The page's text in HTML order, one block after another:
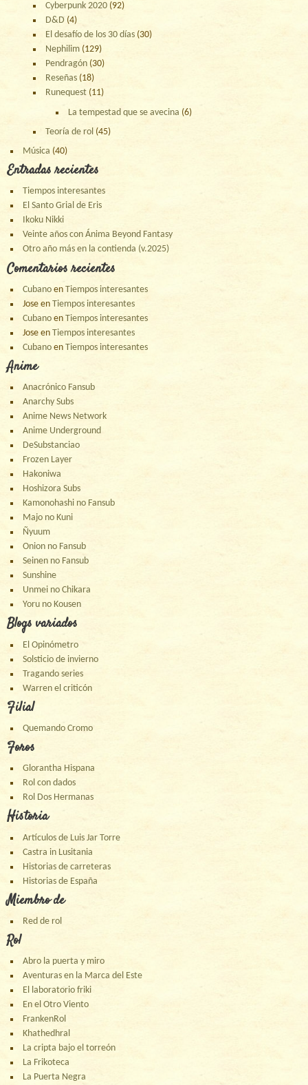
Cyberpunk 2020 (92)
D&D (4)
El desafío de los 30 días (30)
Nephilim (129)
Pendragón (30)
Reseñas (18)
Runequest (11)
La tempestad que se avecina (6)
Teoría de rol (45)
Música (40)
Entradas recientes
Tiempos interesantes
El Santo Grial de Eris
Ikoku Nikki
Veinte años con Ánima Beyond Fantasy
Otro año más en la contienda (v.2025)
Comentarios recientes
Cubano enTiempos interesantes
Jose enTiempos interesantes
Cubano enTiempos interesantes
Jose enTiempos interesantes
Cubano enTiempos interesantes
Anime
Anacrónico Fansub
Anarchy Subs
Anime News Network
Anime Underground
DeSubstanciao
Frozen Layer
Hakoniwa
Hoshizora Subs
Kamonohashi no Fansub
Majo no Kuni
Ñyuum
Onion no Fansub
Seinen no Fansub
Sunshine
Unmei no Chikara
Yoru no Kousen
Blogs variados
El Opinómetro
Solsticio de invierno
Tragando series
Warren el criticón
Filial
Quemando Cromo
Foros
Glorantha Hispana
Rol con dados
Rol Dos Hermanas
Historia
Artículos de Luis Jar Torre
Castra in Lusitania
Historias de carreteras
Historias de España
Miembro de
Red de rol
Rol
Abro la puerta y miro
Aventuras en la Marca del Este
El laboratorio friki
En el Otro Viento
FrankenRol
Khathedhral
La cripta bajo el torreón
La Frikoteca
La Puerta Negra